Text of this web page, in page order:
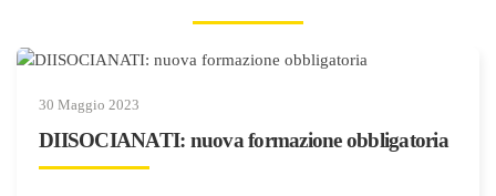
30 Maggio 2023
DIISOCIANATI: nuova formazione obbligatoria